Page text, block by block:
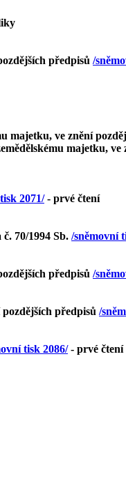
předpisů /
majetku, ve znění
majetku, ve
2071/- prvé čtení
70/1994 Sb. /sněmovní
předpisů /
předpisů /
tisk 2086/- prvé čtení